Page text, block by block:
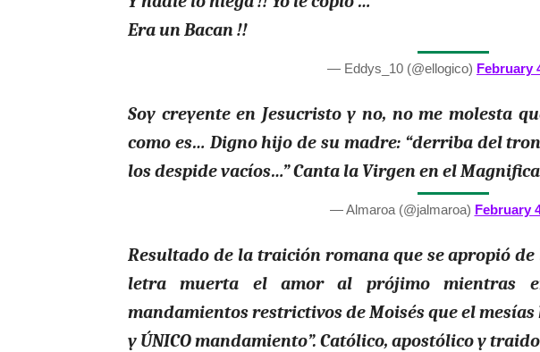
Era un Bacan !!
— Eddys_10 (@ellogico) February
Soy creyente en Jesucristo y no, no me molesta
como es… Digno hijo de su madre: “derriba del
los despide vacíos…” Canta la Virgen en el
— Almaroa (@jalmaroa) February
Resultado de la traición romana que se apropió
letra muerta el amor al prójimo mientras
mandamientos restrictivos de Moisés que el
y ÚNICO mandamiento”. Católico, apostólico y